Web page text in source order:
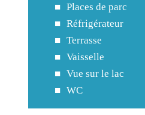
Places de parc
Réfrigérateur
Terrasse
Vaisselle
Vue sur le lac
WC